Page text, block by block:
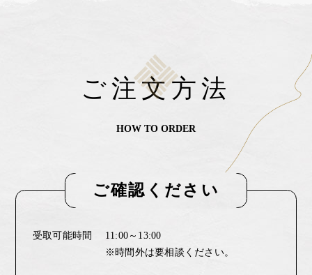
ご注文方法
HOW TO ORDER
ご確認ください
受取可能時間
11:00～13:00
※時間外は要相談ください。